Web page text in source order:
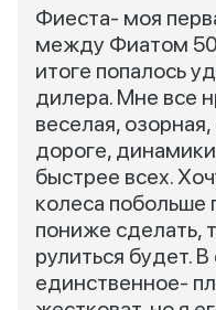
Фиеста- моя
между Фиатом
итоге попалось
дилера. Мне все
веселая,
дороге,
быстрее всех.
колеса побольше
пониже сделать,
рулиться будет.
единственное-